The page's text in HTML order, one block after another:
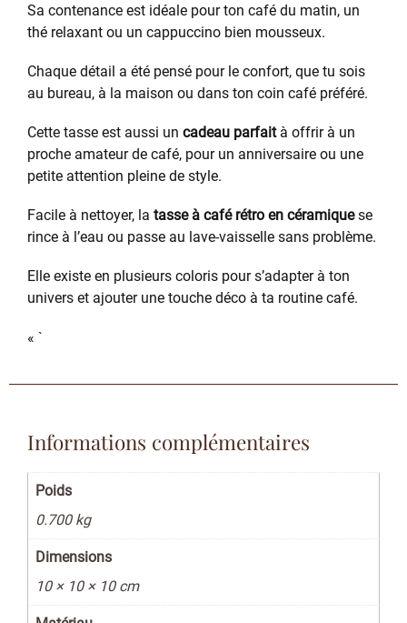
Sa contenance est idéale pour ton café du matin, un
thé relaxant ou un cappuccino bien mousseux.
Chaque détail a été pensé pour le confort, que tu sois
au bureau, à la maison ou dans ton coin café préféré.
Cette tasse est aussi un cadeau parfaità offrir à un
proche amateur de café, pour un anniversaire ou une
petite attention pleine de style.
Facile à nettoyer, la tasse à café rétro en céramiquese
rince à l’eau ou passe au lave-vaisselle sans problème.
Elle existe en plusieurs coloris pour s’adapter à ton
univers et ajouter une touche déco à ta routine café.
« `
Informations complémentaires
Poids
0.700 kg
Dimensions
10 × 10 × 10 cm